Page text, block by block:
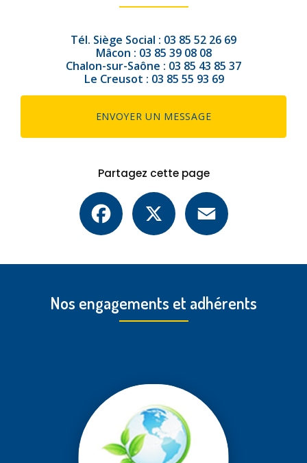
Tél. Siège Social : 03 85 52 26 69
Mâcon : 03 85 39 08 08
Chalon-sur-Saône : 03 85 43 85 37
Le Creusot : 03 85 55 93 69
ENVOYER UN MESSAGE
Partagez cette page
Facebook
Nos engagements et adhérents